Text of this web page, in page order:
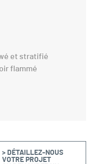
et stratifié
flammé
> DÉTAILLEZ-NOUS
VOTRE PROJET